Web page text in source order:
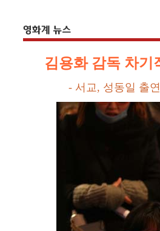
김용화 감독 차기
- 서교, 성동일 출